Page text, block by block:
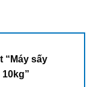
“Máy sấy